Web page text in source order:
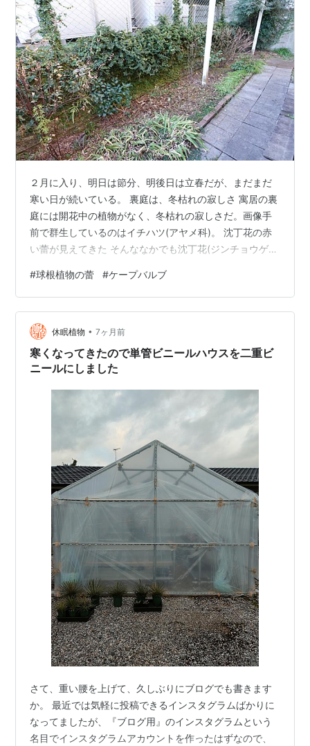
２月に入り、明日は節分、明後日は立春だが、まだまだ
寒い日が続いている。 裏庭は、冬枯れの寂しさ 寓居の裏
庭には開花中の植物がなく、冬枯れの寂しさだ。画像手
前で群生しているのはイチハツ(アヤメ科)。 沈丁花の赤
い蕾が見えてきた そんななかでも沈丁花(ジンチョウゲ
カリ(キジカクシ科)。 南アフリカの球根植物の鉢はヴェ
ランダにならべている 南アフリカに自生している球根植
物の小さな鉢植えは、寓居のなかでも比較的陽当たりの
良い2階のヴェランダにならべている。 ハオルチア「玉
扇」が開花した。 窓辺に置いているハオルチア「玉扇」
(Haworthia tru…
#球根植物の蕾 #ケープバルブ
休眠植物 • 7ヶ月前
寒くなってきたので単管ビニールハウスを二重ビ
ニールにしました
さて、重い腰を上げて、久しぶりにブログでも書きます
か。 最近では気軽に投稿できるインスタグラムばかりに
なってましたが、『ブログ用』のインスタグラムという
名目でインスタグラムアカウントを作ったはずなので、